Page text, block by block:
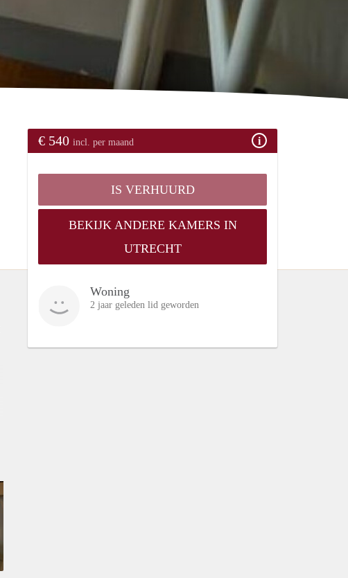
€ 540 incl. per maand
IS VERHUURD
BEKIJK ANDERE KAMERS IN
UTRECHT
Woning
2 jaar geleden lid geworden